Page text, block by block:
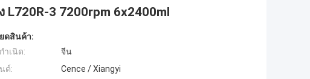
3 7200rpm 6x2400ml
ดสินค้า:
ำเนิด:
จีน
ด์:
Cence / Xiangyi